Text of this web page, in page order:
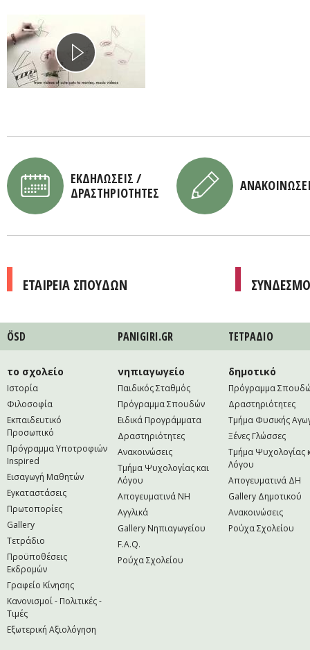
ΕΚΔΗΛΩΣΕΙΣ /
ΔΡΑΣΤΗΡΙΟΤΗΤΕΣ
ΕΤΑΙΡΕΙΑ ΣΠΟΥΔΩΝ
ÖSD PANIGIRI.GR ΤΕΤΡAΔΙΟ
το σχολείο
Ιστορία
Φιλοσοφία
Εκπαιδευτικό
Προσωπικό
Πρόγραμμα Υποτροφιών
Inspired
Εισαγωγή Μαθητών
Εγκαταστάσεις
Πρωτοπορίες
Gallery
Τετράδιο
Προϋποθέσεις
Εκδρομών
Γραφείο Κίνησης
Κανονισμοί - Πολιτικές -
Τιμές
Εξωτερική Αξιολόγηση
νηπιαγωγείο
Παιδικός Σταθμός
Πρόγραμμα Σπουδών
Ειδικά Προγράμματα
Δραστηριότητες
Ανακοινώσεις
Τμήμα Ψυχολογίας και
Λόγου
Απογευματινά NH
Αγγλικά
Gallery Νηπιαγωγείου
F.A.Q.
Ρούχα Σχολείου
δημοτικό
Πρόγραμμα
Δραστηριότητες
Τμήμα Φυσικής
Ξένες Γλώσσες
Τμήμα Ψυχολογίας
Λόγου
Απογευματινά ΔΗ
Gallery Δημοτικού
Ανακοινώσεις
Ρούχα Σχολείου